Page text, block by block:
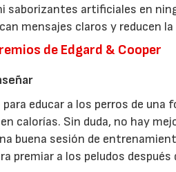
saborizantes artificiales en
mensajes claros y reducen
de Edgard & Cooper
educar a los perros de una
calorías. Sin duda, no hay
buena sesión de
premiar a los peludos